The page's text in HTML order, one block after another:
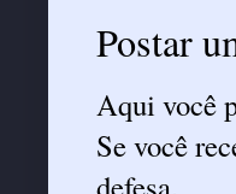
Postar
Aqui você
Se você